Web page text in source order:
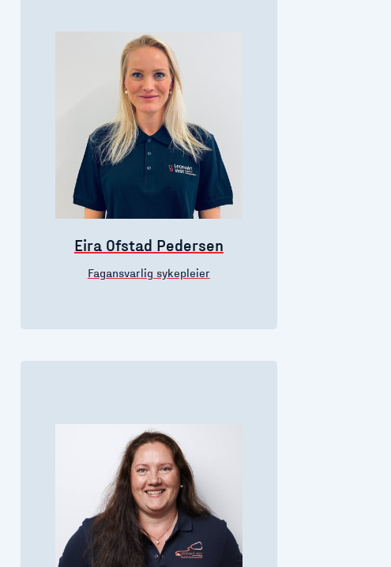
Eira Ofstad Pedersen
Fagansvarlig sykepleier